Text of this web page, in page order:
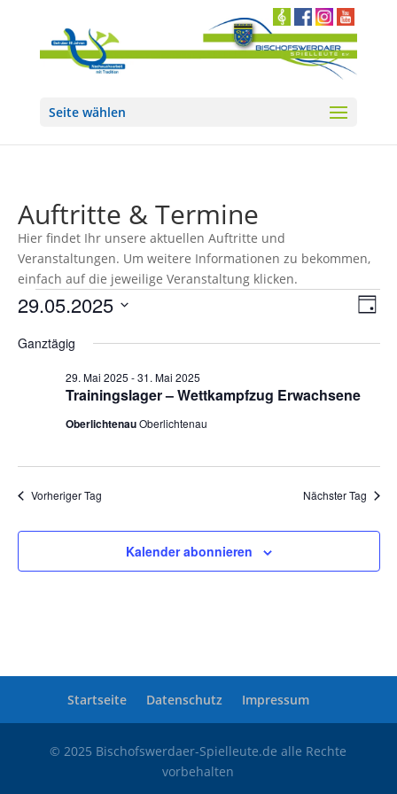
Seite wählen
Auftritte & Termine
Hier findet Ihr unsere aktuellen Auftritte und
Veranstaltungen. Um weitere Informationen zu bekommen,
einfach auf die jeweilige Veranstaltung klicken.
Veranstaltungen
für
29.
2025
Tag
29.05.2025
wählen.
Ganztägig
Trainingslager – Wettkampfzug Erwachsene
29. Mai 2025 -31. Mai 2025
OberlichtenauOberlichtenau
Vorheriger Tag Nächster Tag
Kalender abonnieren
Startseite Datenschutz Impressum
© 2025 Bischofswerdaer-Spielleute.de alle Rechte
vorbehalten